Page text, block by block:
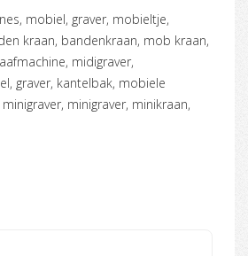
kraan, bandenkraan, mob kraan,
midigraver,
graver, kantelbak, mobiele
minigraver, minikraan,